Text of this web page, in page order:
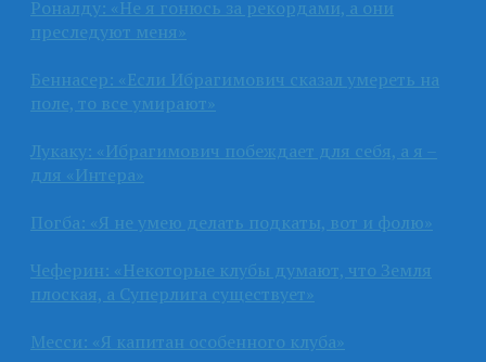
Роналду: «Не я гонюсь за рекордами, а они
преследуют меня»
Беннасер: «Если Ибрагимович сказал умереть на
поле, то все умирают»
Лукаку: «Ибрагимович побеждает для себя, а я –
для «Интера»
Погба: «Я не умею делать подкаты, вот и фолю»
Чеферин: «Некоторые клубы думают, что Земля
плоская, а Суперлига существует»
Месси: «Я капитан особенного клуба»